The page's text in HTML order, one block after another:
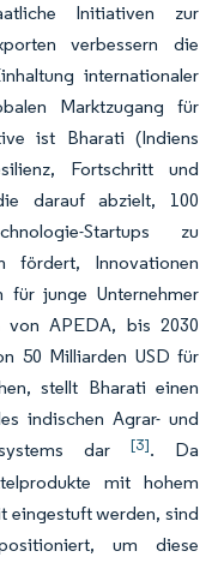
Initiativen zur
verbessern die
internationaler
Marktzugang für
ist Bharati (Indiens
Fortschritt und
darauf abzielt, 100
Startups zu
fördert, Innovationen
für junge Unternehmer
APEDA, bis 2030
50 Milliarden USD für
stellt Bharati einen
indischen Agrar- und
dar [3]. Da
mit hohem
eingestuft werden, sind
um diese